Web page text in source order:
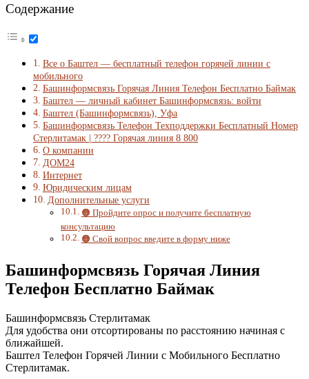
Содержание
Все о Баштел — бесплатный телефон горячей линии с
мобильного
Башинформсвязь Горячая Линия Телефон Бесплатно Баймак
Баштел — личный кабинет Башинформсвязь: войти
Баштел (Башинформсвязь), Уфа
Башинформсвязь Телефон Техподдержки Бесплатный Номер
Стерлитамак | ???? Горячая линия 8 800
О компании
ДОМ24
Интернет
Юридическим лицам
Дополнительные услуги
🟠 Пройдите опрос и получите бесплатную
консультацию
🟠 Свой вопрос введите в форму ниже
Башинформсвязь Горячая Линия
Телефон Бесплатно Баймак
Башинформсвязь Стерлитамак
Для удобства они отсортированы по расстоянию начиная с
ближайшей.
Баштел Телефон Горячей Линии с Мобильного Бесплатно
Стерлитамак.